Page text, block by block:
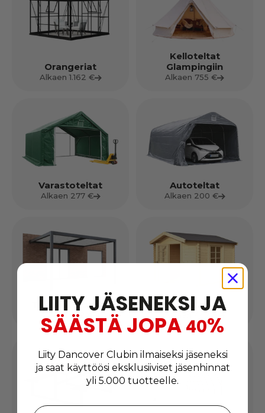
Orangeriat
Alkaen 1.162 €
Kelloteltat
Glampingiin
Alkaen 755 €
Varastoteltat
Alkaen 277 €
Autoteltat
Alkaen 200 €
Terassikatokset
Alkaen 452 €
Puiset vajat
LIITY JÄSENEKSI JA
SÄÄSTÄ JOPA 40%
Liity Dancover Clubin ilmaiseksi jäseneksi
ja saat käyttöösi eksklusiiviset jäsenhinnat
yli 5.000 tuotteelle.